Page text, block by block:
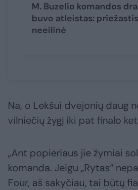
M. Buzelio komandos
buvo atleistas:
neeilinė
Na, o Lekšui dvejonių daug
vilniečių žygį iki pat finalo
„Ant popieriaus jie žymiai
komanda. Jeigu „Rytas“
Four, aš sakyčiau, tai būtų